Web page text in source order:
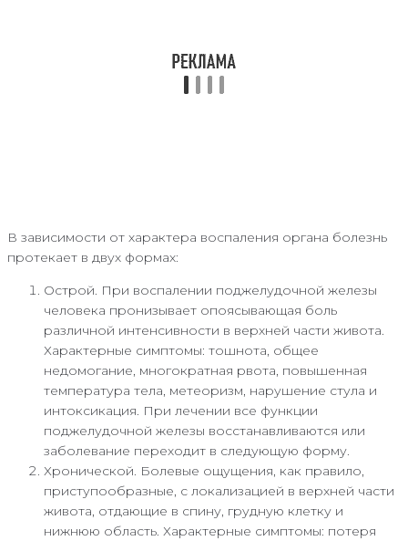
В зависимости от характера воспаления органа болезнь
протекает в двух формах:
Острой. При воспалении поджелудочной железы
человека пронизывает опоясывающая боль
различной интенсивности в верхней части живота.
Характерные симптомы: тошнота, общее
недомогание, многократная рвота, повышенная
температура тела, метеоризм, нарушение стула и
интоксикация. При лечении все функции
поджелудочной железы восстанавливаются или
заболевание переходит в следующую форму.
Хронической. Болевые ощущения, как правило,
приступообразные, с локализацией в верхней части
живота, отдающие в спину, грудную клетку и
нижнюю область. Характерные симптомы: потеря